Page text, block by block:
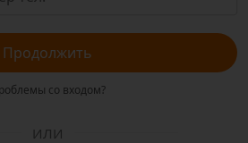
Продолжить
со входом?
ИЛИ